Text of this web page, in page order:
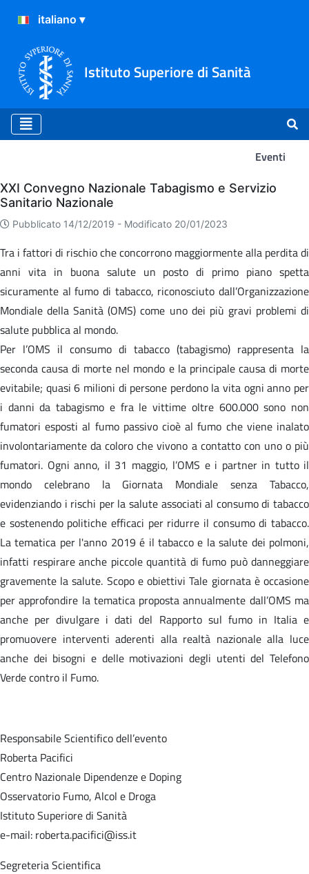
Istituto Superiore di Sanità
Eventi
Eventi
XXI Convegno Nazionale Tabagismo e Servizio
Sanitario Nazionale
Pubblicato 14/12/2019 - Modificato 20/01/2023
Tra i fattori di rischio che concorrono maggiormente alla perdita di
anni vita in buona salute un posto di primo piano spetta
sicuramente al fumo di tabacco, riconosciuto dall’Organizzazione
Mondiale della Sanità (OMS) come uno dei più gravi problemi di
salute pubblica al mondo.
Per l’OMS il consumo di tabacco (tabagismo) rappresenta la
seconda causa di morte nel mondo e la principale causa di morte
evitabile; quasi 6 milioni di persone perdono la vita ogni anno per
i danni da tabagismo e fra le vittime oltre 600.000 sono non
fumatori esposti al fumo passivo cioè al fumo che viene inalato
involontariamente da coloro che vivono a contatto con uno o più
fumatori. Ogni anno, il 31 maggio, l’OMS e i partner in tutto il
mondo celebrano la Giornata Mondiale senza Tabacco,
evidenziando i rischi per la salute associati al consumo di tabacco
e sostenendo politiche efficaci per ridurre il consumo di tabacco.
La tematica per l'anno 2019 é il tabacco e la salute dei polmoni,
infatti respirare anche piccole quantità di fumo può danneggiare
gravemente la salute. Scopo e obiettivi Tale giornata è occasione
per approfondire la tematica proposta annualmente dall’OMS ma
anche per divulgare i dati del Rapporto sul fumo in Italia e
promuovere interventi aderenti alla realtà nazionale alla luce
anche dei bisogni e delle motivazioni degli utenti del Telefono
Verde contro il Fumo.
Responsabile Scientifico dell’evento
Roberta Pacifici
Centro Nazionale Dipendenze e Doping
Osservatorio Fumo, Alcol e Droga
Istituto Superiore di Sanità
e-mail: roberta.pacifici@iss.it
Segreteria Scientifica